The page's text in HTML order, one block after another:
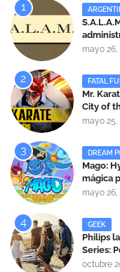
mayo 26,
FATAL
Mr.
City of
mayo 25,
DREAM
Mago:
mágica
mayo 26,
GEEK
Philips
Series:
octubre